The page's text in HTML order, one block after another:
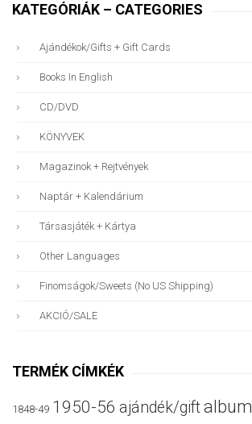
KATEGÓRIÁK – CATEGORIES
Ajándékok/gifts + Gift Cards
Books In English
CD/DVD
KÖNYVEK
Magazinok + Rejtvények
Naptár + Kalendárium
Társasjáték + Kártya
Other Languages
Finomságok/sweets (no US Shipping)
AKCIÓ/SALE
TERMÉK CÍMKÉK
1848-49 1950-56 ajándék/giftalbum